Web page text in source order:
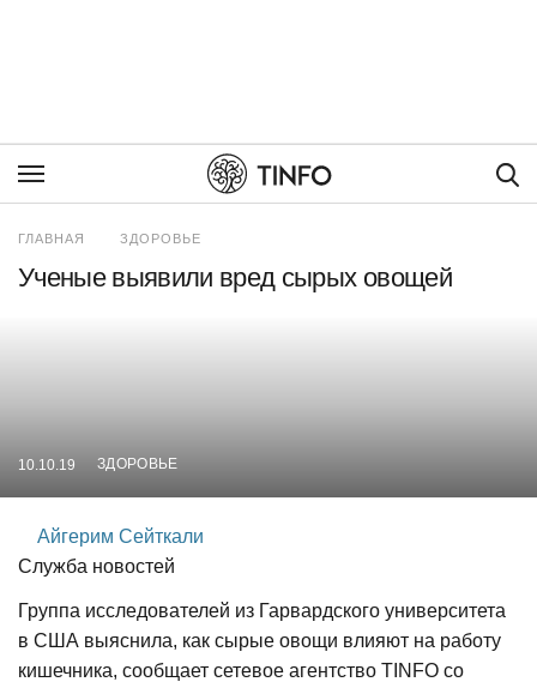
ГЛАВНАЯ ЗДОРОВЬЕ
Ученые выявили вред сырых овощей
10.10.19 ЗДОРОВЬЕ
Айгерим Сейткали
Служба новостей
Группа исследователей из Гарвардского университета
в США выяснила, как сырые овощи влияют на работу
кишечника, сообщает сетевое агентство TINFO со